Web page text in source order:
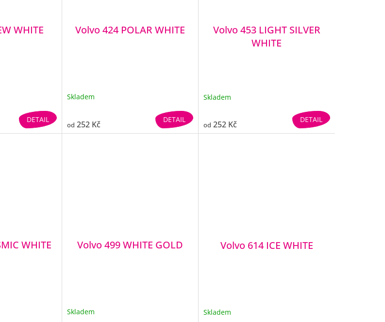
WHITE
DETAIL
Volvo 424 POLAR WHITE
Skladem
od 252 Kč DETAIL
Volvo 453 LIGHT SILVER
WHITE
Skladem
od 252 Kč DETAIL
WHITE Volvo 499 WHITE GOLD
Skladem
Volvo 614 ICE WHITE
Skladem